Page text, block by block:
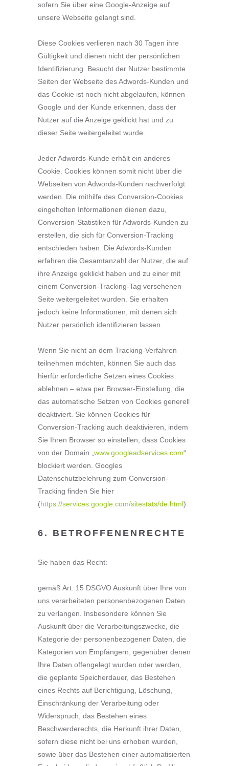
sofern Sie über eine Google-Anzeige auf
unsere Webseite gelangt sind.
Diese Cookies verlieren nach 30 Tagen ihre
Gültigkeit und dienen nicht der persönlichen
Identifizierung. Besucht der Nutzer bestimmte
Seiten der Webseite des Adwords-Kunden und
das Cookie ist noch nicht abgelaufen, können
Google und der Kunde erkennen, dass der
Nutzer auf die Anzeige geklickt hat und zu
dieser Seite weitergeleitet wurde.
Jeder Adwords-Kunde erhält ein anderes
Cookie. Cookies können somit nicht über die
Webseiten von Adwords-Kunden nachverfolgt
werden. Die mithilfe des Conversion-Cookies
eingeholten Informationen dienen dazu,
Conversion-Statistiken für Adwords-Kunden zu
erstellen, die sich für Conversion-Tracking
entschieden haben. Die Adwords-Kunden
erfahren die Gesamtanzahl der Nutzer, die auf
ihre Anzeige geklickt haben und zu einer mit
einem Conversion-Tracking-Tag versehenen
Seite weitergeleitet wurden. Sie erhalten
jedoch keine Informationen, mit denen sich
Nutzer persönlich identifizieren lassen.
Wenn Sie nicht an dem Tracking-Verfahren
teilnehmen möchten, können Sie auch das
hierfür erforderliche Setzen eines Cookies
ablehnen – etwa per Browser-Einstellung, die
das automatische Setzen von Cookies generell
deaktiviert. Sie können Cookies für
Conversion-Tracking auch deaktivieren, indem
Sie Ihren Browser so einstellen, dass Cookies
von der Domain „ www.googleadservices.com“
blockiert werden. Googles
Datenschutzbelehrung zum Conversion-
Tracking finden Sie hier
(https://services.google.com/sitestats/de.html).
6. BETROFFENENRECHTE
Sie haben das Recht:
gemäß Art. 15 DSGVO Auskunft über Ihre von
uns verarbeiteten personenbezogenen Daten
zu verlangen. Insbesondere können Sie
Auskunft über die Verarbeitungszwecke, die
Kategorie der personenbezogenen Daten, die
Kategorien von Empfängern, gegenüber denen
Ihre Daten offengelegt wurden oder werden,
die geplante Speicherdauer, das Bestehen
eines Rechts auf Berichtigung, Löschung,
Einschränkung der Verarbeitung oder
Widerspruch, das Bestehen eines
Beschwerderechts, die Herkunft ihrer Daten,
sofern diese nicht bei uns erhoben wurden,
sowie über das Bestehen einer automatisierten